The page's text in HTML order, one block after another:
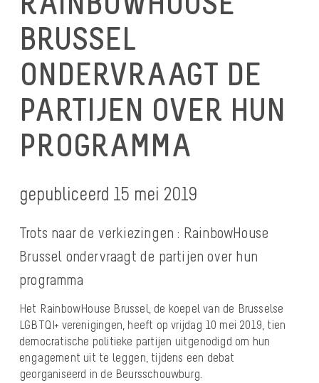
BRUSSEL
ONDERVRAAGT DE
PARTIJEN OVER HUN
PROGRAMMA
gepubliceerd 15 mei 2019
Trots naar de verkiezingen : RainbowHouse
Brussel ondervraagt de partijen over hun
programma
Het RainbowHouse Brussel, de koepel van de Brusselse
LGBTQI+ verenigingen, heeft op vrijdag 10 mei 2019, tien
democratische politieke partijen uitgenodigd om hun
engagement uit te leggen, tijdens een debat
georganiseerd in de Beursschouwburg.